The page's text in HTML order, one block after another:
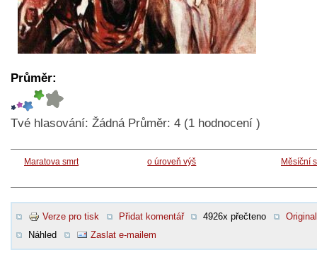
Průměr:
Tvé hlasování: Žádná Průměr: 4 (1 hodnocení )
Maratova smrt o úroveň výš Měsíční
Verze pro tisk Přidat komentář 4926x přečteno
Original
Náhled
Zaslat e-mailem